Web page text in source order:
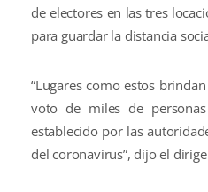
de electores en las tres
para guardar la distancia
“Lugares como estos
voto de miles de
establecido por las
del coronavirus”, dijo el